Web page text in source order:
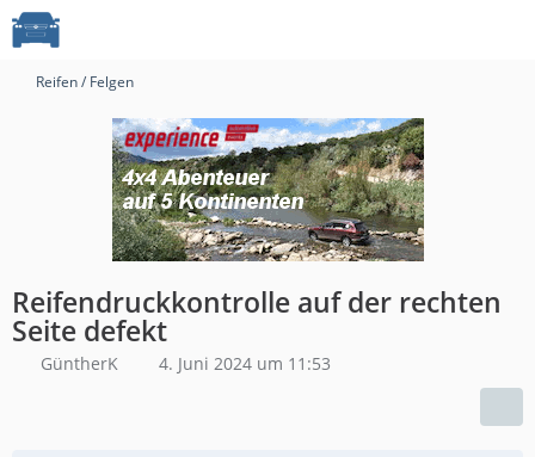
Reifen / Felgen
Reifendruckkontrolle auf der rechten
Seite defekt
GüntherK 4. Juni 2024 um 11:53